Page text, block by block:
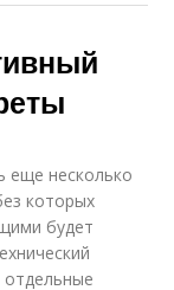
еще несколько
которых
будет
отдельные